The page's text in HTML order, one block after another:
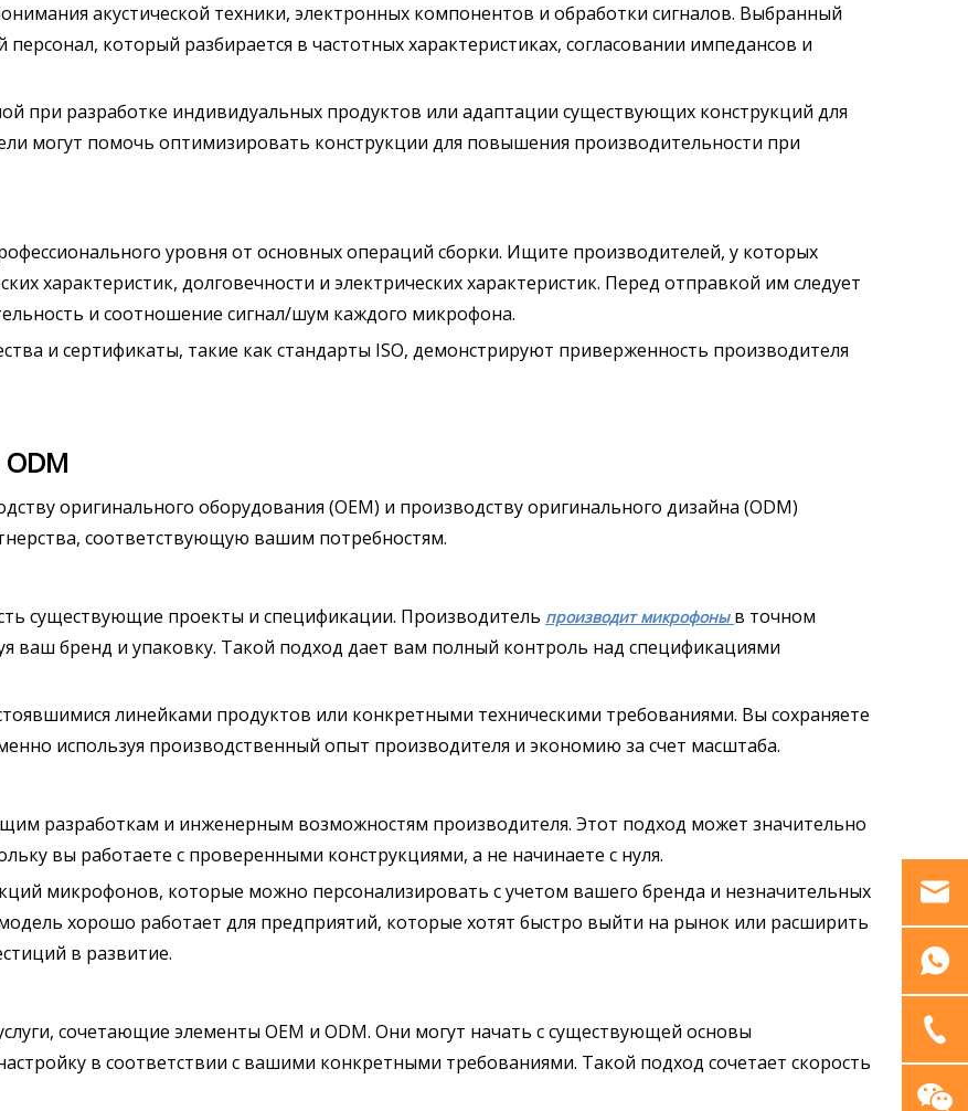
акустической техники, электронных компонентов и обработки сигналов. Выбранный
который разбирается в частотных характеристиках, согласовании импедансов и
при разработке индивидуальных продуктов или адаптации существующих конструкций для
могут помочь оптимизировать конструкции для повышения производительности при
уровня от основных операций сборки. Ищите производителей, у которых
характеристик, долговечности и электрических характеристик. Перед отправкой им следует
и соотношение сигнал/шум каждого микрофона.
и сертификаты, такие как стандарты ISO, демонстрируют приверженность производителя
оригинального оборудования (OEM) и производству оригинального дизайна (ODM)
соответствующую вашим потребностям.
существующие проекты и спецификации. Производитель производит микрофоны в точном
ваш бренд и упаковку. Такой подход дает вам полный контроль над спецификациями
линейками продуктов или конкретными техническими требованиями. Вы сохраняете
используя производственный опыт производителя и экономию за счет масштаба.
разработкам и инженерным возможностям производителя. Этот подход может значительно
вы работаете с проверенными конструкциями, а не начинаете с нуля.
микрофонов, которые можно персонализировать с учетом вашего бренда и незначительных
хорошо работает для предприятий, которые хотят быстро выйти на рынок или расширить
в развитие.
сочетающие элементы OEM и ODM. Они могут начать с существующей основы
в соответствии с вашими конкретными требованиями. Такой подход сочетает скорость